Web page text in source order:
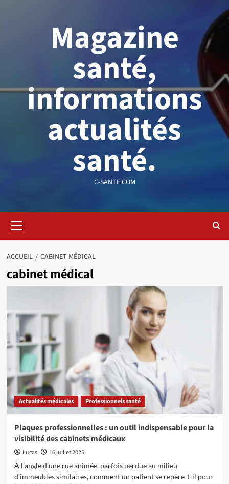
Magazine
santé,
informations
actualités
santé.
C-SANTE.COM
principal
ACCUEIL CABINET MÉDICAL
cabinet médical
Actualités médicales Professionnels santé
Plaques professionnelles : un outil indispensable pour la
visibilité des cabinets médicaux
Lucas
16 juillet 2025
À l’angle d’une rue animée, parfois perdue au milieu
d’immeubles similaires, comment un patient se repère-t-il pour